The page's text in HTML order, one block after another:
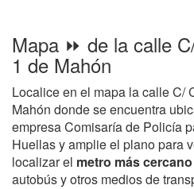
Mapa ⏩ de la calle
1 de Mahón
Localice en el mapa la calle C/
Mahón donde se encuentra
empresa Comisaría de Policía
Huellas y amplie el plano para
localizar el metro más
autobús y otros medios de